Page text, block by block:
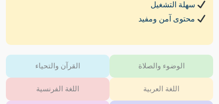
سهلة التشغيل
محتوى آمن ومفيد
الوضوء والصلاة القرآن والتحياء
اللغة العربية اللغة الفرنسية